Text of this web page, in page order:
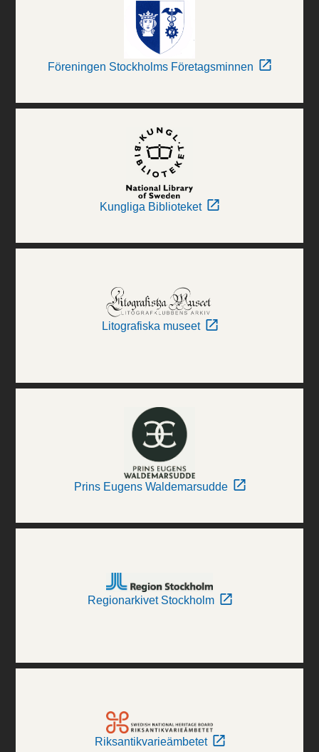
Föreningen Stockholms Företagsminnen
Kungliga Biblioteket
Litografiska museet
Prins Eugens Waldemarsudde
Regionarkivet Stockholm
Riksantikvarieämbetet